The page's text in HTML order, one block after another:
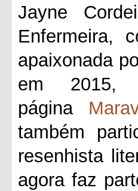
Jayne
Enfermeira,
apaixonada
em 2015,
página
também
resenhista
agora faz